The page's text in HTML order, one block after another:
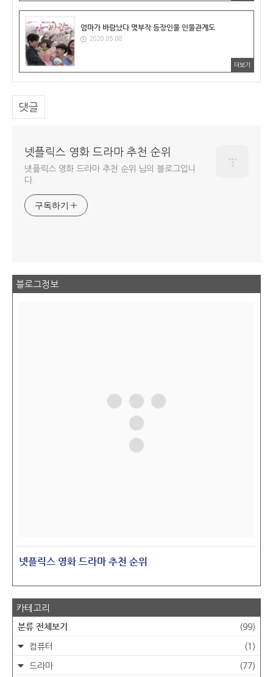
엄마가 바람났다 몇부작 등장인물 인물관계도
2020.05.08
더보기
댓글
넷플릭스 영화 드라마 추천 순위
넷플릭스 영화 드라마 추천 순위 님의 블로그입니
다.
구독하기
블로그정보
넷플릭스 영화 드라마 추천 순위
카테고리
분류 전체보기 (99)
컴퓨터 (1)
드라마 (77)